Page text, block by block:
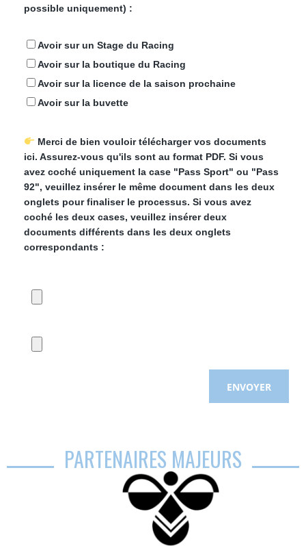
possible uniquement) :
Avoir sur un Stage du Racing
Avoir sur la boutique du Racing
Avoir sur la licence de la saison prochaine
Avoir sur la buvette
Merci de bien vouloir télécharger vos documents
ici. Assurez-vous qu'ils sont au format PDF. Si vous
avez coché uniquement la case "Pass Sport" ou "Pass
92", veuillez insérer le même document dans les deux
onglets pour finaliser le processus. Si vous avez
coché les deux cases, veuillez insérer deux
documents différents dans les deux onglets
correspondants :
PARTENAIRES MAJEURS